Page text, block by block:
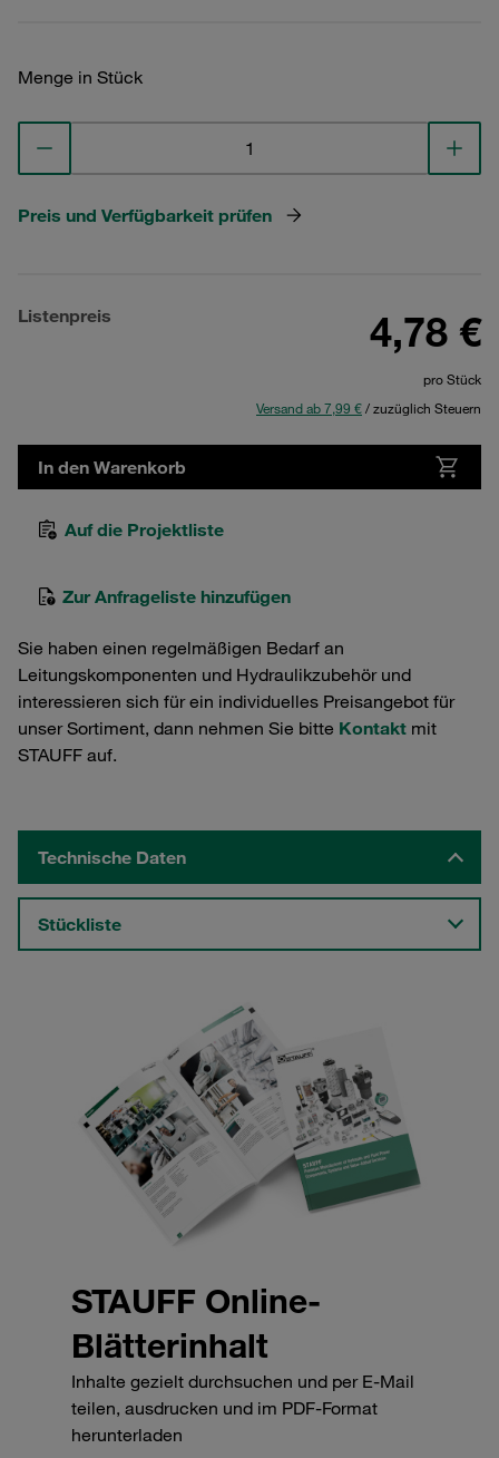
Menge in Stück
Preis und Verfügbarkeit prüfen
Listenpreis 4,78 €
pro Stück
Versand ab 7,99 €/ zuzüglich Steuern
In den Warenkorb
Auf die Projektliste
Zur Anfrageliste hinzufügen
Sie haben einen regelmäßigen Bedarf an
Leitungskomponenten und Hydraulikzubehör und
interessieren sich für ein individuelles Preisangebot für
unser Sortiment, dann nehmen Sie bitte Kontakt mit
STAUFF auf.
Technische Daten
Stückliste
STAUFF Online-
Blätterinhalt
Inhalte gezielt durchsuchen und per E-Mail
teilen, ausdrucken und im PDF-Format
herunterladen